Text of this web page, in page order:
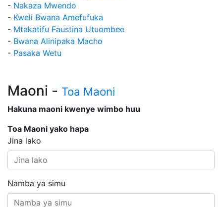
- Nakaza Mwendo
- Kweli Bwana Amefufuka
- Mtakatifu Faustina Utuombee
- Bwana Alinipaka Macho
- Pasaka Wetu
Maoni - Toa Maoni
Hakuna maoni kwenye wimbo huu
Toa Maoni yako hapa
Jina lako
Namba ya simu